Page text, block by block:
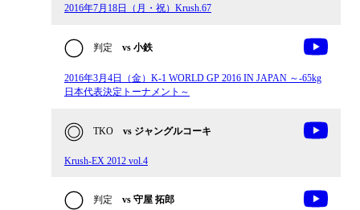
2016年7月18日（月・祝）Krush.67
判定 vs 小鉄
2016年3月4日（金）K-1 WORLD GP 2016 IN JAPAN ～-65kg
日本代表決定トーナメント～
TKO vs ジャングルコーキ
Krush-EX 2012 vol.4
判定 vs 守屋 拓郎